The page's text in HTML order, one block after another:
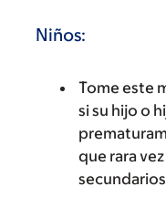
Niños:
Tome este
si su hijo o
que rara